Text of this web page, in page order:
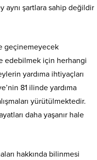
aynı şartlara sahip değildir
geçinemeyecek
edebilmek için herhangi
yardıma ihtiyaçları
81 ilinde yardıma
yürütülmektedir.
daha yaşanır hale
hakkında bilinmesi